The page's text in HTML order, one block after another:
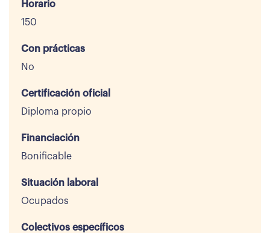
Horario
150
Con prácticas
No
Certificación oficial
Diploma propio
Financiación
Bonificable
Situación laboral
Ocupados
Colectivos específicos